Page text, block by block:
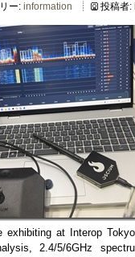
ー: information 投稿者:
exhibiting at Interop
2.4/5/6GHz